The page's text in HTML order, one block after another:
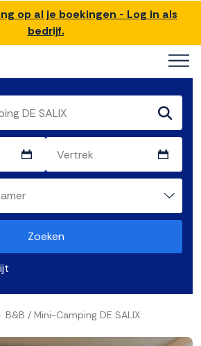
op al je boekingen - Log in als
bedrijf.
Zoeken
B&B / Mini-Camping DE SALIX